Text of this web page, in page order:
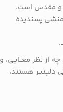
و مقدس است.
پسندیده
از نظر معنایی، و
دلپذیر هستند،